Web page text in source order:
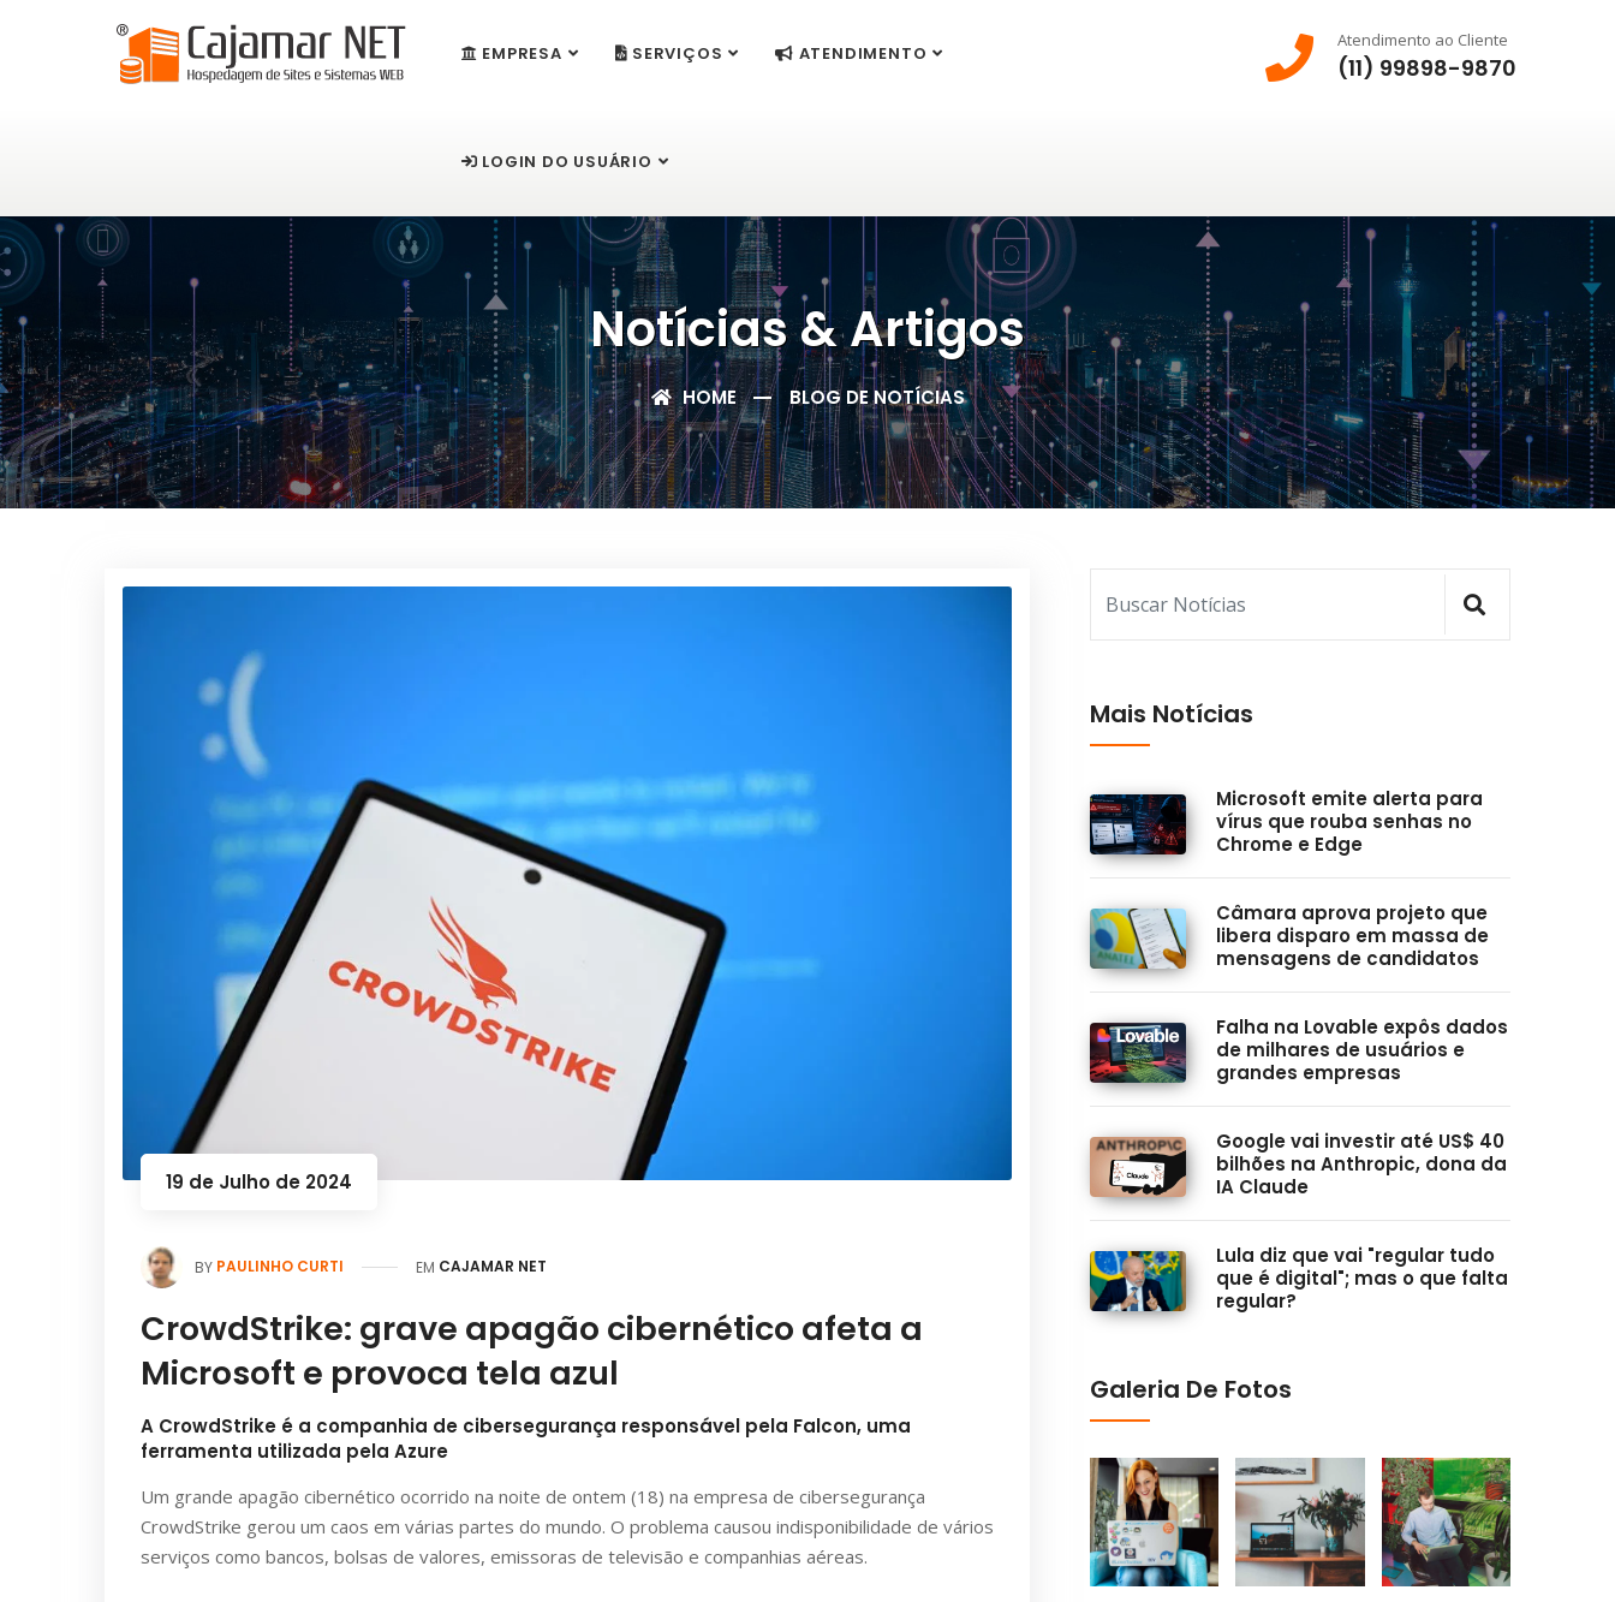
Atendimento ao Cliente
(11) 99898-9870
EMPRESA SERVIÇOS ATENDIMENTO
LOGIN DO USUÁRIO
Notícias & Artigos
HOME BLOG DE NOTÍCIAS
19 de Julho de 2024
BY PAULINHO CURTI EM CAJAMAR NET
CrowdStrike: grave apagão cibernético afeta a
Microsoft e provoca tela azul
A CrowdStrike é a companhia de cibersegurança responsável pela Falcon, uma
ferramenta utilizada pela Azure
Um grande apagão cibernético ocorrido na noite de ontem (18) na empresa de cibersegurança
CrowdStrike gerou um caos em várias partes do mundo. O problema causou indisponibilidade de vários
serviços como bancos, bolsas de valores, emissoras de televisão e companhias aéreas.
Mais Notícias
Microsoft emite alerta para
vírus que rouba senhas no
Chrome e Edge
Câmara aprova projeto que
libera disparo em massa de
mensagens de candidatos
Falha na Lovable expôs dados
de milhares de usuários e
grandes empresas
Google vai investir até US$ 40
bilhões na Anthropic, dona da
IA Claude
Lula diz que vai "regular tudo
que é digital"; mas o que falta
regular?
Galeria De Fotos